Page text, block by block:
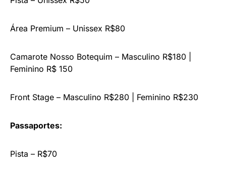
Área Premium – Unissex R$80
Camarote Nosso Botequim – Masculino R$180 |
Feminino R$ 150
Front Stage – Masculino R$280 | Feminino R$230
Passaportes:
Pista – R$70